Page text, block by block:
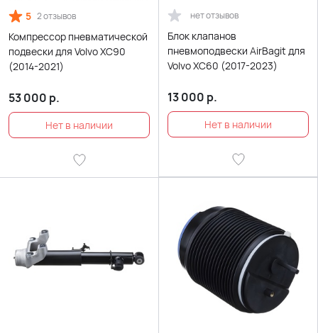
5 2 отзывов
Компрессор пневматической
подвески для Volvo XC90
(2014-2021)
53 000 р.
нет отзывов
Блок клапанов
пневмоподвески AirBagit для
Volvo XC60 (2017-2023)
13 000 р.